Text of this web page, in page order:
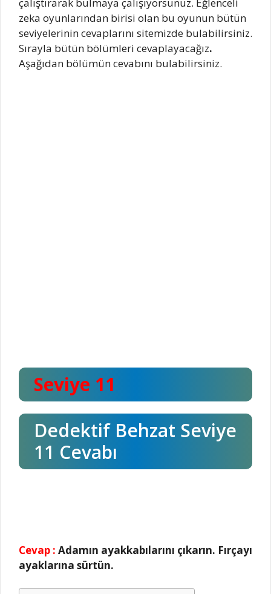
çalıştırarak bulmaya çalışıyorsunuz. Eğlenceli
zeka oyunlarından birisi olan bu oyunun bütün
seviyelerinin cevaplarını sitemizde bulabilirsiniz.
Sırayla bütün bölümleri cevaplayacağız.
Aşağıdan bölümün cevabını bulabilirsiniz.
Seviye 11
Dedektif Behzat Seviye
11 Cevabı
Cevap : Adamın ayakkabılarını çıkarın. Fırçayı
ayaklarına sürtün.